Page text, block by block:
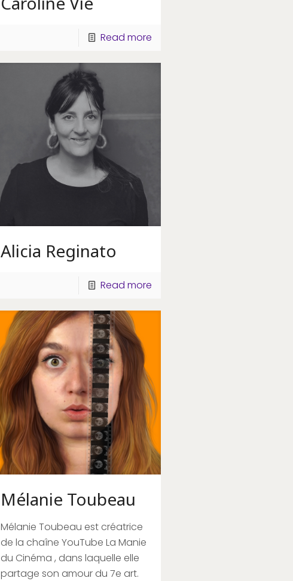
Read more
Alicia Reginato
Read more
Mélanie Toubeau
Mélanie Toubeau est créatrice
de la chaîne YouTube La Manie
du Cinéma , dans laquelle elle
partage son amour du 7e art.